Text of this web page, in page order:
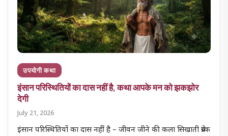
उपयोगी कथा
इंसान परिस्थितियों का दास नहीं है, कथा आपके मन को झकझोर
देगी
July 21, 2026
इंसान परिस्थितियों का दास नहीं है – जीवन जीने की कला सिखाती प्रेरक